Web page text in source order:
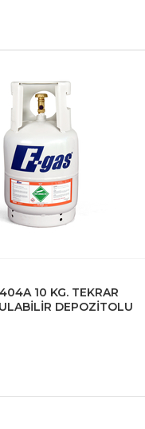
10 KG. TEKRAR
DEPOZİTOLU